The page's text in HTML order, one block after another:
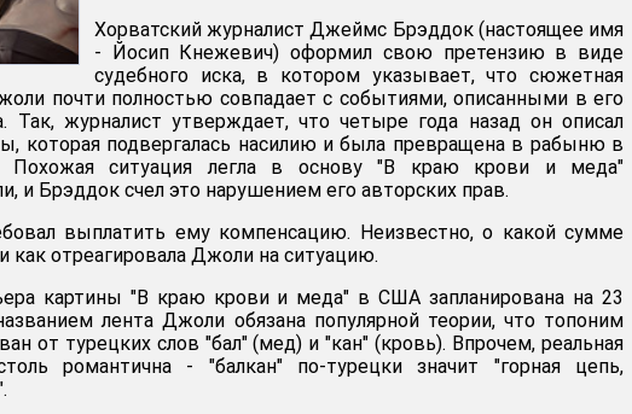
Хорватский журналист Джеймс Брэддок (настоящее имя
- Йосип Кнежевич) оформил свою претензию в виде
судебного иска, в котором указывает, что сюжетная
почти полностью совпадает с событиями, описанными в его
Так, журналист утверждает, что четыре года назад он описал
которая подвергалась насилию и была превращена в рабыню в
Похожая ситуация легла в основу "В краю крови и меда"
и Брэддок счел это нарушением его авторских прав.
выплатить ему компенсацию. Неизвестно, о какой сумме
как отреагировала Джоли на ситуацию.
картины "В краю крови и меда" в США запланирована на 23
лента Джоли обязана популярной теории, что топоним
от турецких слов "бал" (мед) и "кан" (кровь). Впрочем, реальная
романтична - "балкан" по-турецки значит "горная цепь,